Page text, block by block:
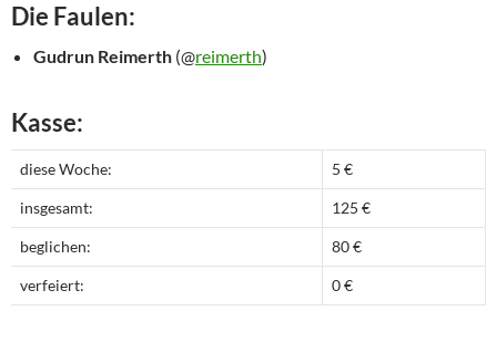
Die Faulen:
Gudrun Reimerth (@reimerth)
Kasse:
diese Woche: 5 €
insgesamt: 125 €
beglichen: 80 €
verfeiert: 0 €